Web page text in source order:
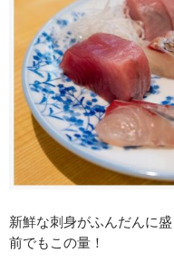
新鮮な刺身がふんだんに
前でもこの量！